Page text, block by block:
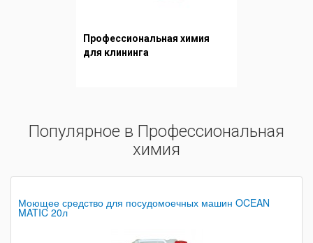
Профессиональная химия
для клининга
Популярное в Профессиональная
химия
Моющее средство для посудомоечных машин OCEAN
MATIC 20л